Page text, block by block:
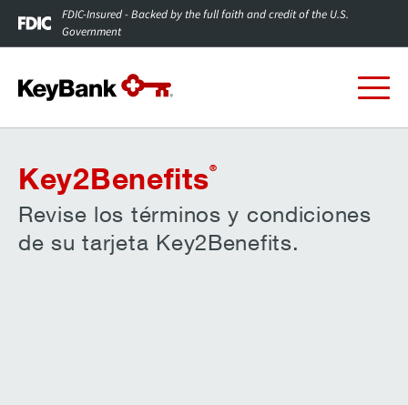
FDIC-Insured - Backed by the full faith and credit of the U.S.
Government
Key2Benefits®
Revise los términos y condiciones
de su tarjeta Key2Benefits.